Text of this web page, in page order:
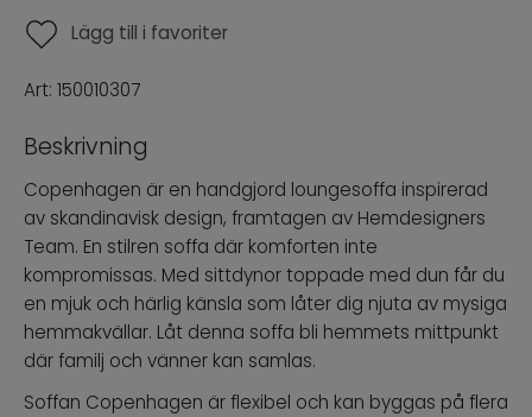
Lägg till i favoriter
Art: 150010307
Beskrivning
Copenhagen är en handgjord loungesoffa inspirerad
av skandinavisk design, framtagen av Hemdesigners
Team. En stilren soffa där komforten inte
kompromissas. Med sittdynor toppade med dun får du
en mjuk och härlig känsla som låter dig njuta av mysiga
hemmakvällar. Låt denna soffa bli hemmets mittpunkt
där familj och vänner kan samlas.
Soffan Copenhagen är flexibel och kan byggas på flera